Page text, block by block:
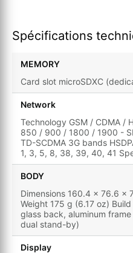
Spécifications
MEMORY
Card slot microSDXC
Network
Technology GSM / CDMA /
850 / 900 / 1800 / 1900 -
TD-SCDMA 3G bands
1, 3, 5, 8, 38, 39, 40, 41
BODY
Dimensions 160.4 x 76.6 x
Weight 175 g (6.17 oz)
glass back, aluminum
dual stand-by)
Display